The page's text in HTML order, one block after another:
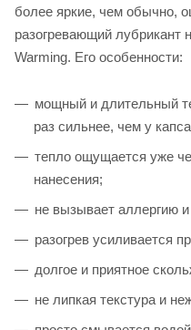
более яркие, чем обычно,
разогревающий лубрикант
Warming. Его особенности:
мощный и длительный
раз сильнее, чем у
тепло ощущается уже
нанесения;
не вызывает аллергию
разогрев усиливается
долгое и приятное
не липкая текстура и